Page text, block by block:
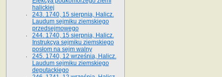
halickiej
243. 1740, 15 sierpnia, Halicz.
Laudum sejmiku ziemskiego
przedsejmowego
244. 1740, 15 sierpnia, Halicz.
Instrukcya sejmiku ziemskiego
posłom na sejm walny
245. 1740, 12 września, Halicz.
Laudum sejmiku ziemskiego
deputackiego